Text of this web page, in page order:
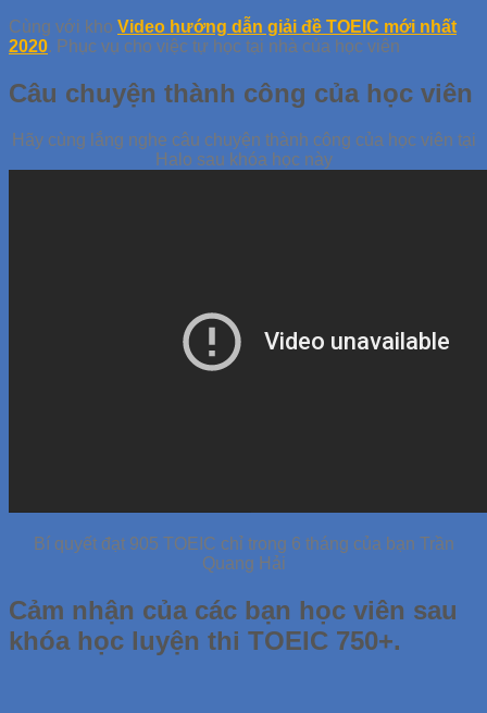
Cùng với kho Video hướng dẫn giải đề TOEIC mới nhất
2020. Phục vụ cho việc tự học tại nhà của học viên
Câu chuyện thành công của học viên
Hãy cùng lắng nghe câu chuyện thành công của học viên tại
Halo sau khóa học này
Bí quyết đạt 905 TOEIC chỉ trong 6 tháng của bạn Trần
Quang Hải
Cảm nhận của các bạn học viên sau
khóa học luyện thi TOEIC 750+.